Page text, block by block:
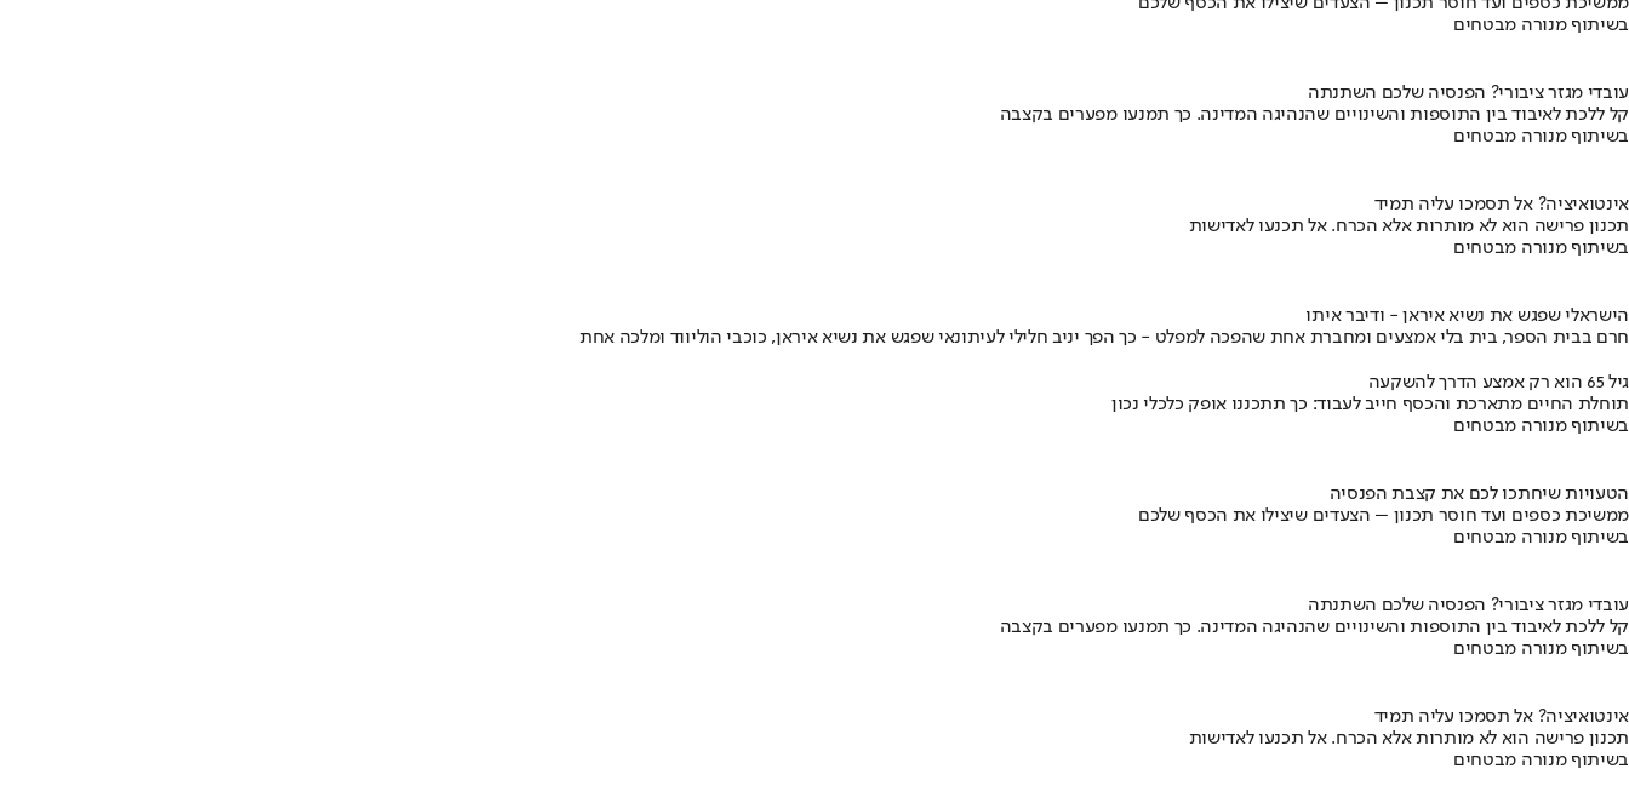
בשיתוף מנורה מבטחים
עובדי מגזר ציבורי? הפנסיה שלכם השתנתה
קל ללכת לאיבוד בין התוספות והשינויים שהנהיגה המדינה. כך תמנעו מפערים בקצבה
בשיתוף מנורה מבטחים
אינטואיציה? אל תסמכו עליה תמיד
תכנון פרישה הוא לא מותרות אלא הכרח. אל תכנעו לאדישות
בשיתוף מנורה מבטחים
הישראלי שפגש את נשיא איראן - ודיבר איתו
חרם בבית הספר, בית בלי אמצעים ומחברת אחת שהפכה למפלט - כך הפך יניב חלילי לעיתונאי שפגש את נשיא איראן, כוכבי הוליווד ומלכה אחת
גיל 65 הוא רק אמצע הדרך להשקעה
תוחלת החיים מתארכת והכסף חייב לעבוד: כך תתכננו אופק כלכלי נכון
בשיתוף מנורה מבטחים
הטעויות שיחתכו לכם את קצבת הפנסיה
ממשיכת כספים ועד חוסר תכנון – הצעדים שיצילו את הכסף שלכם
בשיתוף מנורה מבטחים
עובדי מגזר ציבורי? הפנסיה שלכם השתנתה
קל ללכת לאיבוד בין התוספות והשינויים שהנהיגה המדינה. כך תמנעו מפערים בקצבה
בשיתוף מנורה מבטחים
אינטואיציה? אל תסמכו עליה תמיד
תכנון פרישה הוא לא מותרות אלא הכרח. אל תכנעו לאדישות
בשיתוף מנורה מבטחים